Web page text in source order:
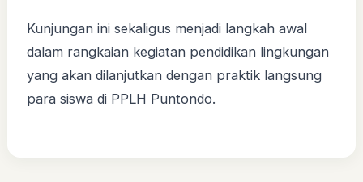
Kunjungan ini sekaligus menjadi langkah awal
dalam rangkaian kegiatan pendidikan lingkungan
yang akan dilanjutkan dengan praktik langsung
para siswa di PPLH Puntondo.